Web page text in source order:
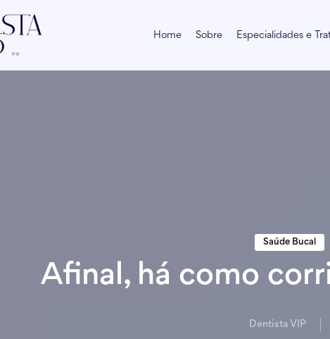
Home Sobre Especialidades e
Saúde Bucal
Afinal, há como
Dentista VIP